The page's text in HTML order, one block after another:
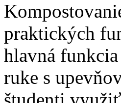
praktických
hlavná
ruke s